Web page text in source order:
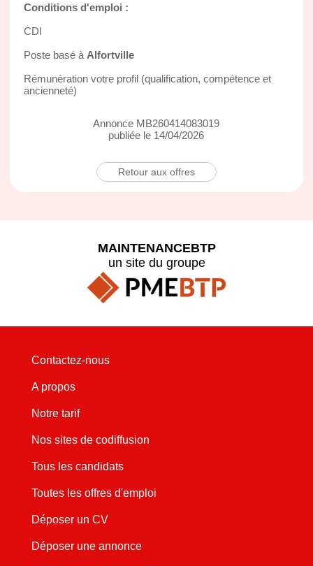
Conditions d'emploi :
CDI
Poste basé à Alfortville
Rémunération votre profil (qualification, compétence et
ancienneté)
Annonce MB260414083019
publiée le 14/04/2026
Retour aux offres
MAINTENANCEBTP
un site du groupe
Contactez-nous
A propos
Notre tarif
Nos sites de codiffusion
Tous les candidats
Toutes les offres d'emploi
Déposer un CV
Déposer une annonce